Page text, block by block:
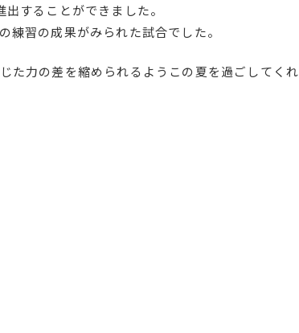
することができました。
練習の成果がみられた試合でした。
た力の差を縮められるようこの夏を過ごしてくれ